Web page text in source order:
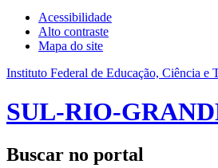
Acessibilidade
Alto contraste
Mapa do site
Instituto Federal de Educação, Ciência e
SUL-RIO-
Buscar no portal